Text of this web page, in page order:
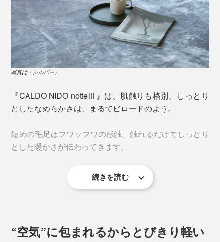
どんな繊維も水分を吸うと、「吸着熱」を出しますが
（バスタオルで濡れた体を拭くと、ホワッと暖かくなり
ますね、あの熱です）、本品の素材は、その機能を高め
た「サーモ4000ウルトラソフト モイスト（TM）」。
一般的な発熱毛布は、機能繊維を部分的に使っているこ
とがほとんどのところ、本品では毛足・グランド（基
布）の両方に使い、暖かさをグレードアップしていま
す。
写真は「シルバー」
『CALDO NIDO notteⅢ』は、肌触りも格別。しっとり
としたなめらかさは、まるでビロードのよう。
短めの毛足はフワッフワの感触。触れるだけでしっとり
とした暖かさが伝わってきます。
で、段違いのなめらかさを生み出しています。
続きを読む
“空気”に包まれるからとびきり軽い